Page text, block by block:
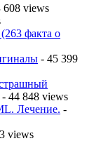
608 views
факта о
- 45 399
- 44 848 views
Лечение. -
views